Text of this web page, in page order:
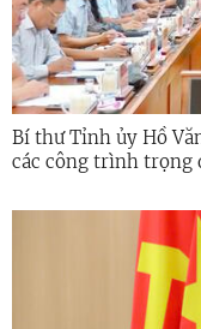
Bí thư Tỉnh ủy Hồ
các công trình trọng